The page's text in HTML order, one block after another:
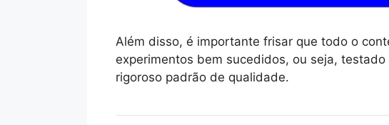
Além disso, é importante frisar que todo o
experimentos bem sucedidos, ou seja,
rigoroso padrão de qualidade.